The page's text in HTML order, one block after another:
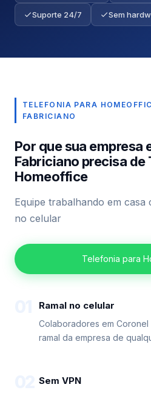
Suporte 24/7 Sem
TELEFONIA PARA
FABRICIANO
Por que sua empresa
Fabriciano precisa de
Homeoffice
Equipe trabalhando em casa
no celular
Telefonia para
Ramal no celular
Colaboradores em
ramal da empresa de
Sem VPN